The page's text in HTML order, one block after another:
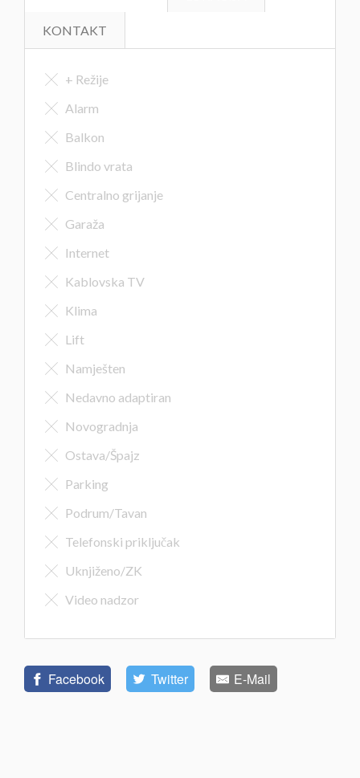
KONTAKT
+ Režije
Alarm
Balkon
Blindo vrata
Centralno grijanje
Garaža
Internet
Kablovska TV
Klima
Lift
Namješten
Nedavno adaptiran
Novogradnja
Ostava/Špajz
Parking
Podrum/Tavan
Telefonski priključak
Uknjiženo/ZK
Video nadzor
Facebook Twitter E-Mail